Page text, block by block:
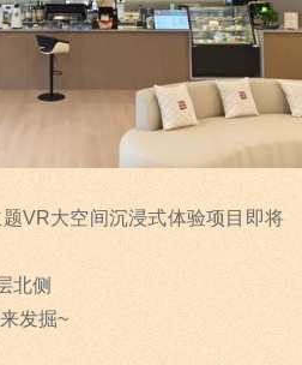
VR大空间沉浸式体验项目即将
北侧
发掘~